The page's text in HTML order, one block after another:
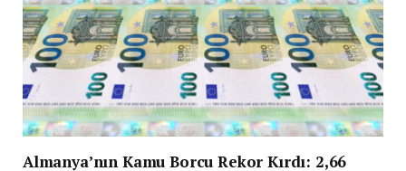
Almanya’nın Kamu Borcu Rekor Kırdı: 2,66